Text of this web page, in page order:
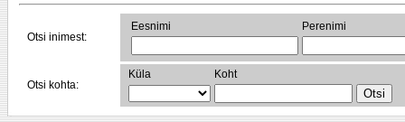
Otsi inimest:
Eesnimi Perenimi
Otsi kohta:
Küla Koht